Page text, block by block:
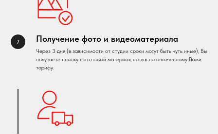
Получение фото и видеоматериала
Через 3 дня (в зависимости от студии сроки могут быть чуть иные), Вы
получаете ссылку на готовый материла, согласно оплаченному Вами
тарифу.